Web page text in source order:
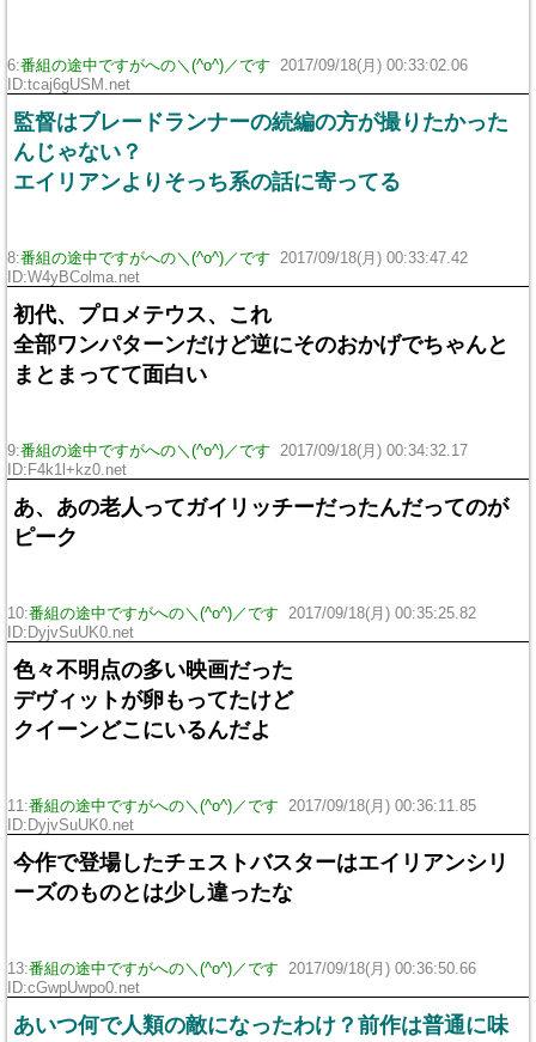
6:番組の途中ですがへの＼(^o^)／です
2017/09/18(月) 00:33:02.06
ID:tcaj6gUSM.net
監督はブレードランナーの続編の方が撮りたかった
んじゃない？
エイリアンよりそっち系の話に寄ってる
8:番組の途中ですがへの＼(^o^)／です
2017/09/18(月) 00:33:47.42
ID:W4yBColma.net
初代、プロメテウス、これ
全部ワンパターンだけど逆にそのおかげでちゃんと
まとまってて面白い
9:番組の途中ですがへの＼(^o^)／です
2017/09/18(月) 00:34:32.17
ID:F4k1l+kz0.net
あ、あの老人ってガイリッチーだったんだってのが
ピーク
10:番組の途中ですがへの＼(^o^)／です
2017/09/18(月) 00:35:25.82
ID:DyjvSuUK0.net
色々不明点の多い映画だった
デヴィットが卵もってたけど
クイーンどこにいるんだよ
11:番組の途中ですがへの＼(^o^)／です
2017/09/18(月) 00:36:11.85
ID:DyjvSuUK0.net
今作で登場したチェストバスターはエイリアンシリ
ーズのものとは少し違ったな
13:番組の途中ですがへの＼(^o^)／です
2017/09/18(月) 00:36:50.66
ID:cGwpUwpo0.net
あいつ何で人類の敵になったわけ？前作は普通に味